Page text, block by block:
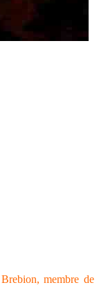
membre de